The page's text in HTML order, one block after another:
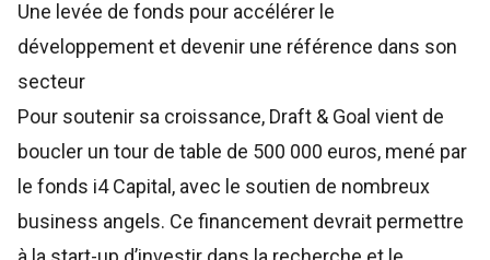
Une levée de fonds pour accélérer le
développement et devenir une référence dans son
secteur
Pour soutenir sa croissance, Draft & Goal vient de
boucler un tour de table de 500 000 euros, mené par
le fonds i4 Capital, avec le soutien de nombreux
business angels. Ce financement devrait permettre